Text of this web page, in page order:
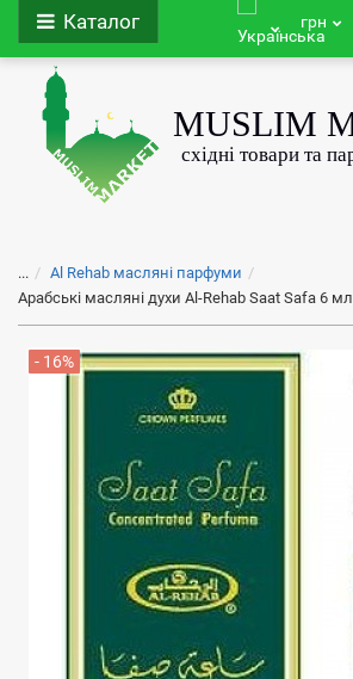
Каталог грн
...
Al Rehab масляні парфуми
Арабські масляні духи Al-Rehab Saat Safa 6 мл
- 16%